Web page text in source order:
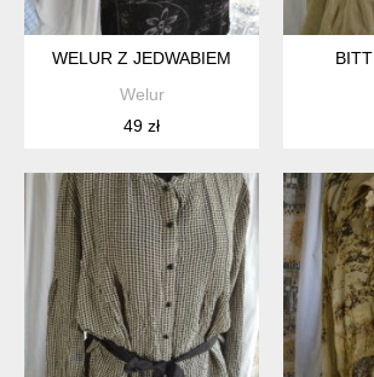
WELUR Z JEDWABIEM
Welur
49 zł